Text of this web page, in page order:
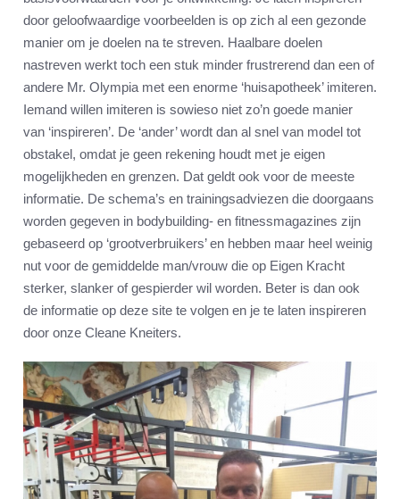
door geloofwaardige voorbeelden is op zich al een gezonde
manier om je doelen na te streven. Haalbare doelen
nastreven werkt toch een stuk minder frustrerend dan een of
andere Mr. Olympia met een enorme ‘huisapotheek’ imiteren.
Iemand willen imiteren is sowieso niet zo’n goede manier
van ‘inspireren’. De ‘ander’ wordt dan al snel van model tot
obstakel, omdat je geen rekening houdt met je eigen
mogelijkheden en grenzen. Dat geldt ook voor de meeste
informatie. De schema’s en trainingsadviezen die doorgaans
worden gegeven in bodybuilding- en fitnessmagazines zijn
gebaseerd op ‘grootverbruikers’ en hebben maar heel weinig
nut voor de gemiddelde man/vrouw die op Eigen Kracht
sterker, slanker of gespierder wil worden. Beter is dan ook
de informatie op deze site te volgen en je te laten inspireren
door onze Cleane Kneiters.